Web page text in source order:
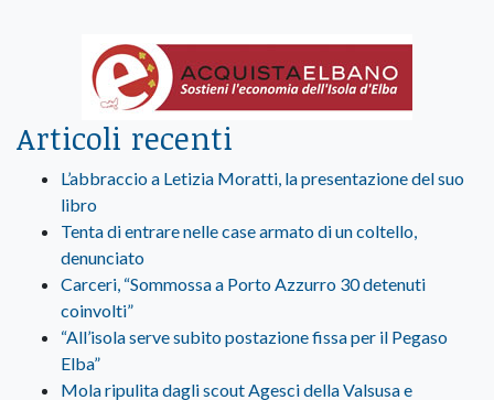
Articoli recenti
L’abbraccio a Letizia Moratti, la presentazione del suo
libro
Tenta di entrare nelle case armato di un coltello,
denunciato
Carceri, “Sommossa a Porto Azzurro 30 detenuti
coinvolti”
“All’isola serve subito postazione fissa per il Pegaso
Elba”
Mola ripulita dagli scout Agesci della Valsusa e